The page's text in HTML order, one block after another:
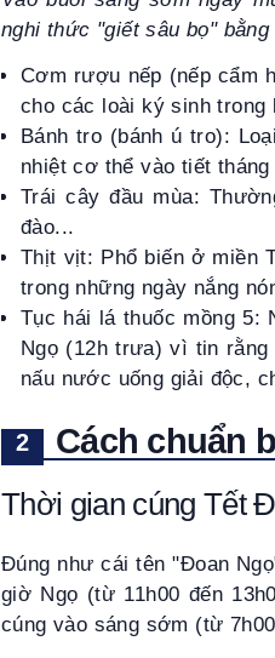
nghi thức "giết sâu bọ"
Cơm rượu nếp (nếp cẩm
cho các loài ký sinh trong
Bánh tro (bánh ú tro):
nhiệt cơ thể vào tiết
Trái cây đầu mùa:
đào...
Thịt vịt: Phổ biến ở miền
trong những ngày nắng
Tục hái lá thuốc mồng 5:
Ngọ (12h trưa) vì tin
nấu nước uống giải độc,
Cách chuẩn
Thời gian cúng Tết
Đúng như cái tên "Đoan
giờ Ngọ (từ 11h00 đến
cúng vào sáng sớm (từ